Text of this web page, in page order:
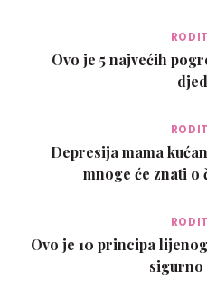
Ovo je 5 najvećih
Depresija mama
mnoge će znati
Ovo je 10 principa
sigurno